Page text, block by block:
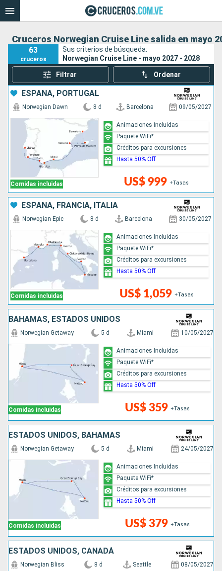
Cruceros Norwegian Cruise Line salida en mayo
63
cruceros
Sus criterios de búsqueda:
Norwegian Cruise Line - mayo 2027 - 2028
Filtrar Ordenar
ESPAÑA, PORTUGAL
Comidas incluidas
Norwegian Dawn 8 d Barcelona 09/05/2027
US$ 999 +Tasas
Animaciones Incluidas
Paquete WiFi*
Créditos para excursiones
Hasta 50% Off
ESPAÑA, FRANCIA, ITALIA
Comidas incluidas
Norwegian Epic 8 d Barcelona 30/05/2027
US$ 1,059 +Tasas
Animaciones Incluidas
Paquete WiFi*
Créditos para excursiones
Hasta 50% Off
BAHAMAS, ESTADOS UNIDOS
Comidas incluidas
Norwegian Getaway 5 d Miami 10/05/2027
US$ 359 +Tasas
Animaciones Incluidas
Paquete WiFi*
Créditos para excursiones
Hasta 50% Off
ESTADOS UNIDOS, BAHAMAS
Comidas incluidas
Norwegian Getaway 5 d Miami 24/05/2027
US$ 379 +Tasas
Animaciones Incluidas
Paquete WiFi*
Créditos para excursiones
Hasta 50% Off
ESTADOS UNIDOS, CANADÁ
Norwegian Bliss 8 d Seattle 08/05/2027